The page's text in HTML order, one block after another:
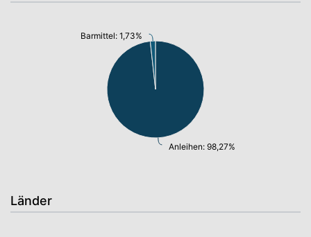
Anleihen: 98,27%
Barmittel: 1,73%
Länder